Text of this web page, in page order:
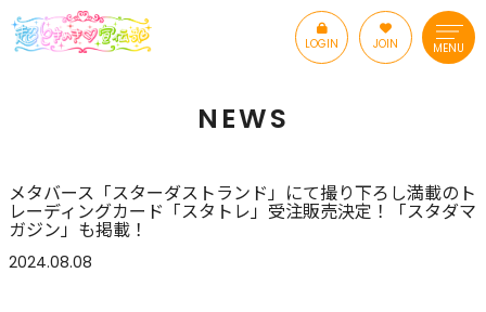
LOGIN JOIN MENU
NEWS
メタバース「スターダストランド」にて撮り下ろし満載のト
レーディングカード「スタトレ」受注販売決定！「スタダマ
ガジン」も掲載！
2024.08.08